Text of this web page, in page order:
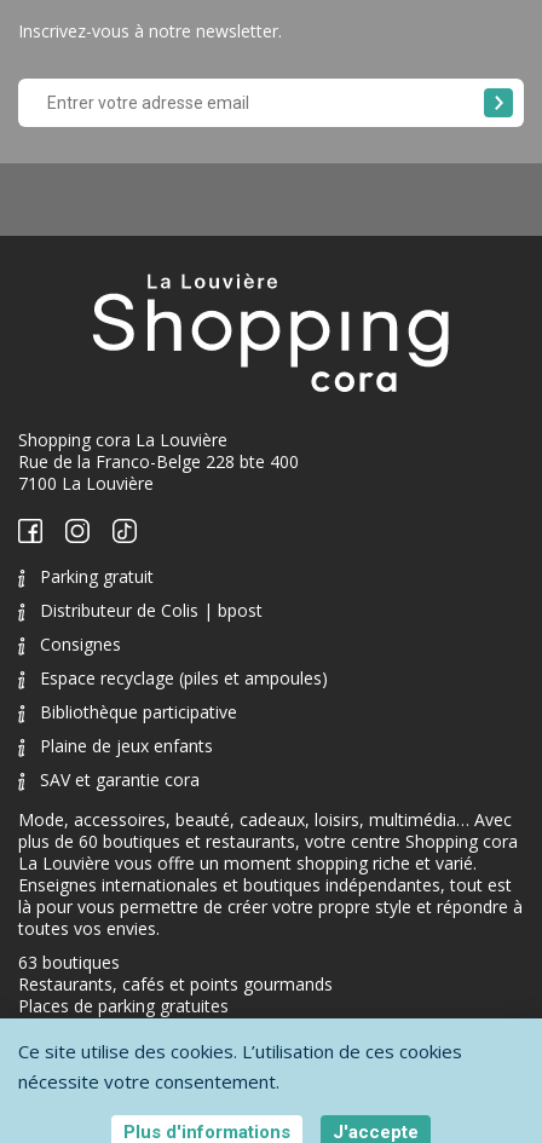
Inscrivez-vous à notre newsletter.
Shopping cora La Louvière
Rue de la Franco-Belge 228 bte 400
7100 La Louvière
Parking gratuit
Distributeur de Colis | bpost
Consignes
Espace recyclage (piles et ampoules)
Bibliothèque participative
Plaine de jeux enfants
SAV et garantie cora
Mode, accessoires, beauté, cadeaux, loisirs, multimédia… Avec
plus de 60 boutiques et restaurants, votre centre Shopping cora
La Louvière vous offre un moment shopping riche et varié.
Enseignes internationales et boutiques indépendantes, tout est
là pour vous permettre de créer votre propre style et répondre à
toutes vos envies.
63 boutiques
Restaurants, cafés et points gourmands
Places de parking gratuites
Protection de la vie privée-Conditions générales d'utilisation
Copyright © 2026 - All Rights Reserved - A website byOrange Business
Ce site utilise des cookies. L’utilisation de ces cookies
nécessite votre consentement.
Plus d'informations J'accepte